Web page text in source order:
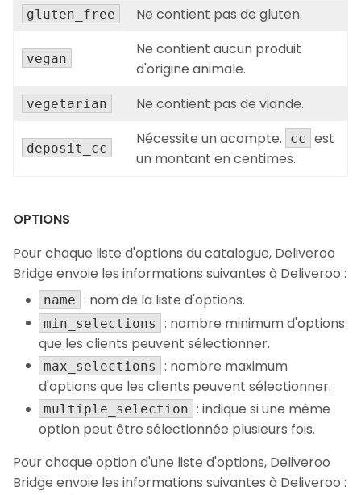
gluten_free Ne contient pas de gluten.
vegan
Ne contient aucun produit
d'origine animale.
vegetarian Ne contient pas de viande.
deposit_cc
Nécessite un acompte. cc est
un montant en centimes.
OPTIONS
Pour chaque liste d'options du catalogue, Deliveroo
Bridge envoie les informations suivantes à Deliveroo :
name : nom de la liste d'options.
min_selections
: nombre minimum d'options
que les clients peuvent sélectionner.
max_selections
: nombre maximum
d'options que les clients peuvent sélectionner.
multiple_selection : indique si une même
option peut être sélectionnée plusieurs fois.
Pour chaque option d'une liste d'options, Deliveroo
Bridge envoie les informations suivantes à Deliveroo :